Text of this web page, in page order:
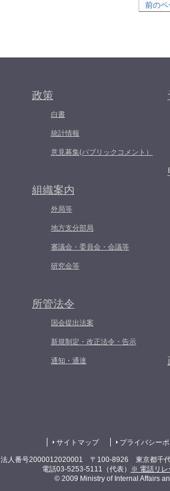
前のペ
政策
白書
統計情報
意見募集(パブリックコメント）
組織案内
外局等
地方支分部局
審議会・委員会・会議等
研究会等
所管法令
国会提出法案
新規制定・改正法令・告示
通知・通達
サイトマップ プライバシー
法人番号2000012020001 〒100-8926 東京都千
電話03-5253-5111（代表）
※ 電話リレ
© 2009 Ministry of Internal Affairs